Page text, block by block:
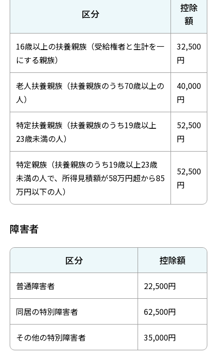
区分
控除
額
16歳以上の扶養親族（受給権者と生計を一
にする親族）
32,500
円
老人扶養親族（扶養親族のうち70歳以上の
人）
40,000
円
特定扶養親族（扶養親族のうち19歳以上
23歳未満の人）
52,500
円
特定親族（扶養親族のうち19歳以上23歳
未満の人で、所得見積額が58万円超から85
万円以下の人）
52,500
円
障害者
区分 控除額
普通障害者 22,500円
同居の特別障害者 62,500円
その他の特別障害者 35,000円